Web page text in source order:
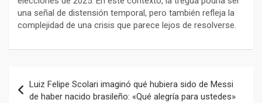
una señal de distensión temporal, pero también refleja la
complejidad de una crisis que parece lejos de resolverse.
de
Luiz Felipe Scolari imaginó qué hubiera sido de Messi
de haber nacido brasileño: «Qué alegría para ustedes»